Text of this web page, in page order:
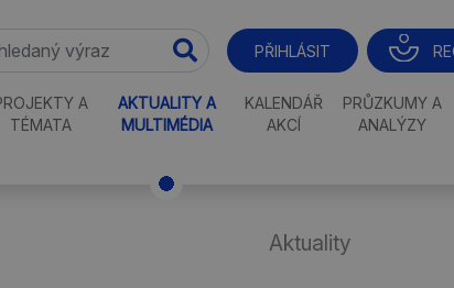
PŘIHLÁSIT
A
TÉMATA
AKTUALITY A
MULTIMÉDIA
KALENDÁŘ
AKCÍ
PRŮZKUMY A
ANALÝZY
Aktuality